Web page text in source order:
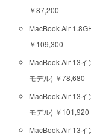
￥87,200
MacBook Air
￥109,300
MacBook Air 13イ
モデル) ￥78,680
MacBook Air 13イ
モデル) ￥101,920
MacBook Air 13イ